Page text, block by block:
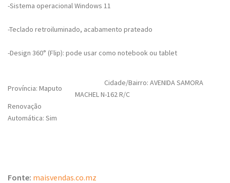
-Sistema operacional Windows 11
-Teclado retroiluminado, acabamento prateado
-Design 360° (Flip): pode usar como notebook ou tablet
Província: Maputo
Cidade/Bairro: AVENIDA SAMORA
MACHEL N-162 R/C
Renovação
Automática: Sim
Fonte: maisvendas.co.mz